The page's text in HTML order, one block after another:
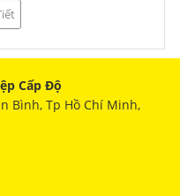
Cấp Độ
Bình, Tp Hồ Chí Minh,